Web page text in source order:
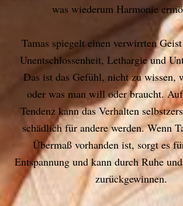
was wiederum Harmonie
Tamas spiegelt einen verwirrten
Unentschlossenheit, Lethargie und
Das ist das Gefühl, nicht zu wissen,
oder was man will oder braucht.
Tendenz kann das Verhalten
schädlich für andere werden. Wenn
Übermaß vorhanden ist, sorgt es
Entspannung und kann durch Ruhe
zurückgewinnen.